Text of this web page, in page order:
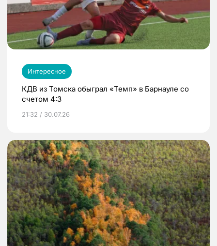
Интересное
КДВ из Томска обыграл «Темп» в Барнауле со
счетом 4:3
21:32 / 30.07.26